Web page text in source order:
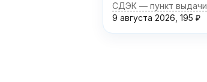
СДЭК — пункт выдачи
9 августа 2026 195 ₽